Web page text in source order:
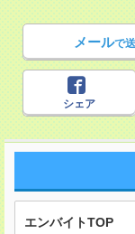
メールで
シェア
エンバイトTOP